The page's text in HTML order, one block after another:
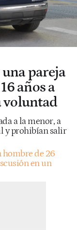
pareja
años a
voluntad
a la menor, a
y prohibían salir
de 26
en un